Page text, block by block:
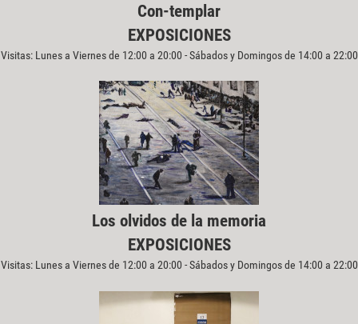
Con-templar
EXPOSICIONES
Visitas: Lunes a Viernes de 12:00 a 20:00 - Sábados y Domingos de 14:00 a 22:00
Los olvidos de la memoria
EXPOSICIONES
Visitas: Lunes a Viernes de 12:00 a 20:00 - Sábados y Domingos de 14:00 a 22:00